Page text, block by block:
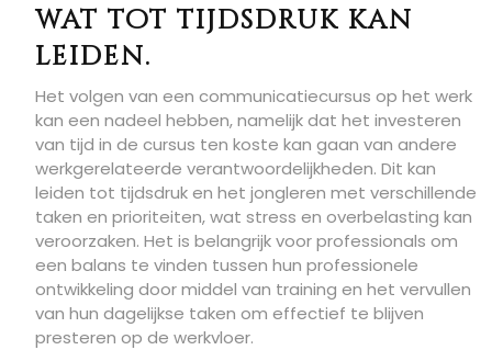
wat tot tijdsdruk kan
leiden.
Het volgen van een communicatiecursus op het werk
kan een nadeel hebben, namelijk dat het investeren
van tijd in de cursus ten koste kan gaan van andere
werkgerelateerde verantwoordelijkheden. Dit kan
leiden tot tijdsdruk en het jongleren met verschillende
taken en prioriteiten, wat stress en overbelasting kan
veroorzaken. Het is belangrijk voor professionals om
een balans te vinden tussen hun professionele
ontwikkeling door middel van training en het vervullen
van hun dagelijkse taken om effectief te blijven
presteren op de werkvloer.